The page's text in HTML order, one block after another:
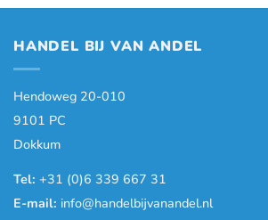
HANDEL BIJ VAN ANDEL
Hendoweg 20-010
9101 PC
Dokkum
Tel: +31 (0)6 339 667 31
E-mail: info@handelbijvanandel.nl